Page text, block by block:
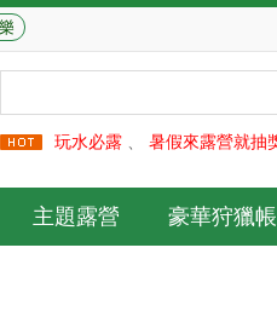
玩水必露、 暑假來露營就抽
主題露營 豪華狩獵帳